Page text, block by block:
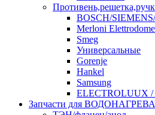
BOSCH/
Merloni
Smeg
Универсальные
Gorenje
Hankel
Samsung
ELECTROLUUX /
Запчасти для